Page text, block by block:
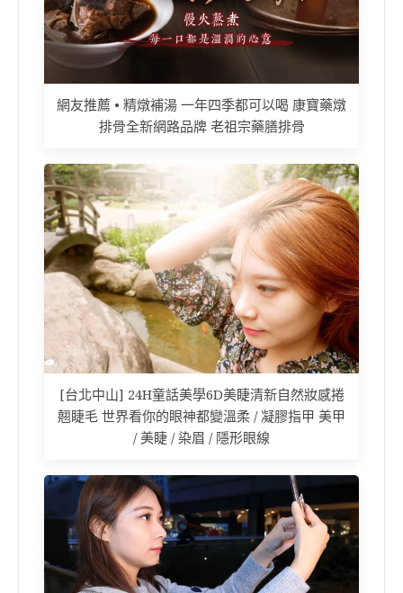
網友推薦 • 精燉補湯 一年四季都可以喝 康寶藥燉
排骨全新網路品牌 老祖宗藥膳排骨
[台北中山] 24H童話美學6D美睫清新自然妝感捲
翹睫毛 世界看你的眼神都變溫柔 / 凝膠指甲 美甲
/ 美睫 / 染眉 / 隱形眼線